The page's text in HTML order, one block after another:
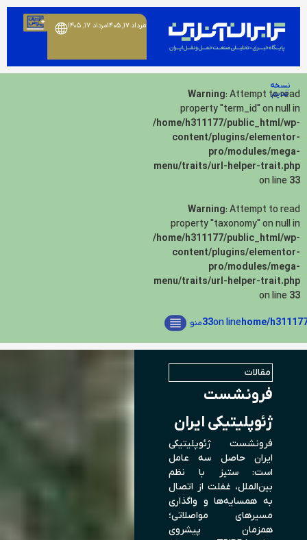
مرداد ۱۷, ۱۴۰۵ مرداد ۱۷, ۱۴۰۵
نسخه
قدیم Warning: Attempt to read
property "term_id" on null in
/home/h311177/public_html/wp-
content/plugins/elementor-
pro/modules/mega-
menu/traits/url-helper-trait.php
on line 33
Warning: Attempt to read
property "taxonomy" on null in
/home/h311177/public_html/wp-
content/plugins/elementor-
pro/modules/mega-
menu/traits/url-helper-trait.php
on line 33
on line
33منو
مقالات
فرونشست
ژئوپلیتیکی ایران
فرونشست ژئوپلیتیکی
ایران حاصل سه عامل
است: ستیز با نظم
بین‌الملل، غفلت از اتصال
به همسایه‌ها و واگذاری
مسیرهای مواصلاتی؛
همزمان پیشروی